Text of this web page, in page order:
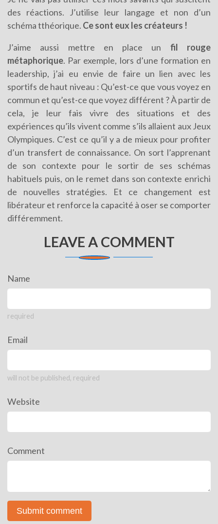
des réactions. J’utilise leur langage et non d’un
schéma tthéorique. Ce sont eux les créateurs !
J’aime aussi mettre en place un fil rouge
métaphorique. Par exemple, lors d’une formation en
leadership, j’ai eu envie de faire un lien avec les
sportifs de haut niveau : Qu’est-ce que vous voyez en
commun et qu’est-ce que voyez différent ? À partir de
cela, je leur fais vivre des situations et des
expériences qu’ils vivent comme s’ils allaient aux Jeux
Olympiques. C’est ce qu’il y a de mieux pour profiter
d’un transfert de connaissance. On sort l’apprenant
de son contexte pour le sortir de ses schémas
habituels puis, on le remet dans son contexte enrichi
de nouvelles stratégies. Et ce changement est
libérateur et renforce la capacité à oser se comporter
différemment.
LEAVE A COMMENT
Name
required
Email
will not be published, required
Website
Comment